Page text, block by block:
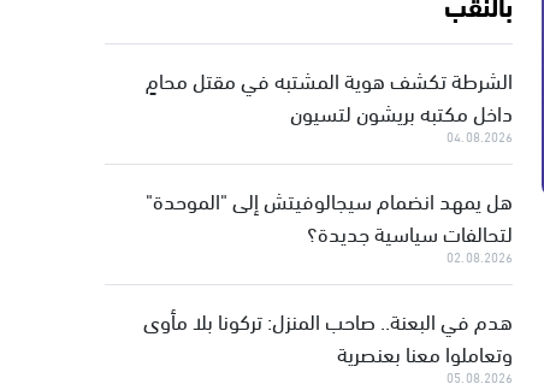
الشرطة تكشف هوية المشتبه في مقتل محامٍ
داخل مكتبه بريشون لتسيون
04.08.2026
هل يمهد انضمام سيجالوفيتش إلى "الموحدة"
لتحالفات سياسية جديدة؟
02.08.2026
هدم في البعنة.. صاحب المنزل: تركونا بلا مأوى
وتعاملوا معنا بعنصرية
05.08.2026